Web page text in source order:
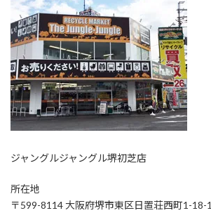
ジャングルジャングル堺初芝店
所在地
〒599-8114 大阪府堺市東区日置荘西町1-18-1